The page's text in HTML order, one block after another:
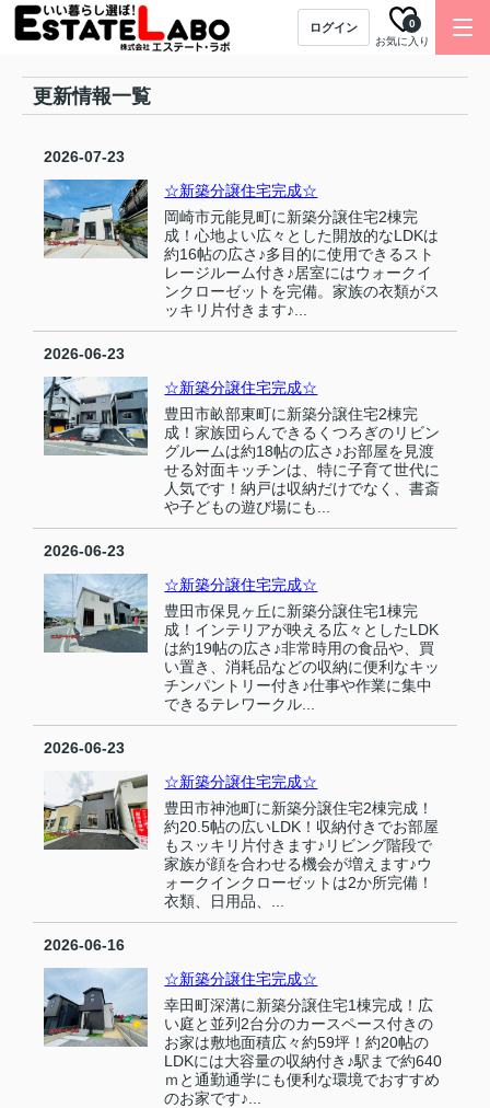
ログイン
お気に入り
0
更新情報一覧
2026-07-23
☆新築分譲住宅完成☆
岡崎市元能見町に新築分譲住宅2棟完
成！心地よい広々とした開放的なLDKは
約16帖の広さ♪多目的に使用できるスト
レージルーム付き♪居室にはウォークイ
ンクローゼットを完備。家族の衣類がス
ッキリ片付きます♪...
2026-06-23
☆新築分譲住宅完成☆
豊田市畝部東町に新築分譲住宅2棟完
成！家族団らんできるくつろぎのリビン
グルームは約18帖の広さ♪お部屋を見渡
せる対面キッチンは、特に子育て世代に
人気です！納戸は収納だけでなく、書斎
や子どもの遊び場にも...
2026-06-23
☆新築分譲住宅完成☆
豊田市保見ヶ丘に新築分譲住宅1棟完
成！インテリアが映える広々としたLDK
は約19帖の広さ♪非常時用の食品や、買
い置き、消耗品などの収納に便利なキッ
チンパントリー付き♪仕事や作業に集中
できるテレワークル...
2026-06-23
☆新築分譲住宅完成☆
豊田市神池町に新築分譲住宅2棟完成！
約20.5帖の広いLDK！収納付きでお部屋
もスッキリ片付きます♪リビング階段で
家族が顔を合わせる機会が増えます♪ウ
ォークインクローゼットは2か所完備！
衣類、日用品、...
2026-06-16
☆新築分譲住宅完成☆
幸田町深溝に新築分譲住宅1棟完成！広
い庭と並列2台分のカースペース付きの
お家は敷地面積広々約59坪！約20帖の
LDKには大容量の収納付き♪駅まで約640
ｍと通勤通学にも便利な環境でおすすめ
のお家です♪...